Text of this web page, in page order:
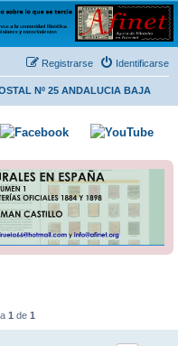
Filatelia es un foro abierto que Afinet
libremente sus opiniones y
Identificarse
Registrarse
Nº 25 ANDALUCIA BAJA
1 de 1